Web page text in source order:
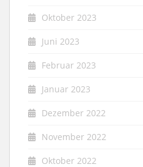
Oktober 2023
Juni 2023
Februar 2023
Januar 2023
Dezember 2022
November 2022
Oktober 2022